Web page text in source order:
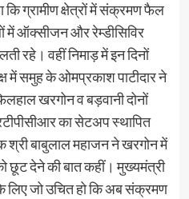
कि ग्रामीण क्षेत्रों में संक्रमण फैल
में ऑक्सीजन और रेम्डीसिविर
रहे। वहीं निमाड़ में इन दिनों
में समुह के ओमप्रकाश पाटीदार ने
खरगोन व बड़वानी दोनों
का सेटअप स्थापित
श्री बाबुलाल महाजन ने खरगोन में
छूट देने की बात कहीं। मुख्यमंत्री
लिए जो उचित हो कि अब संक्रमण